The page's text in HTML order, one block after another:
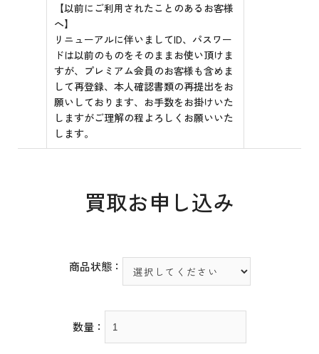
【以前にご利用されたことのあるお客様
へ】
リニューアルに伴いましてID、パスワー
ドは以前のものをそのままお使い頂けま
すが、プレミアム会員のお客様も含めま
して再登録、本人確認書類の再提出をお
願いしております、お手数をお掛けいた
しますがご理解の程よろしくお願いいた
します。
買取お申し込み
商品状態：
数量：